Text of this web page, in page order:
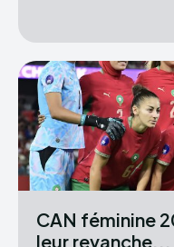
CAN féminine
leur revanche...